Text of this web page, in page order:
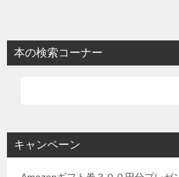
ビ
ゲ
ョ
ン
本の検索コーナー
キャンペーン